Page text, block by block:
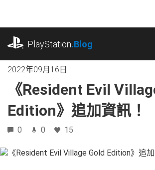
內
PlayStation.Blog
2022年09月16日
《Resident Evil
Edition》追加資訊！
0 0 15